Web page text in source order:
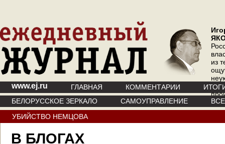
из
где
www.ej.ru ГЛАВНАЯ КОММЕНТАРИИ
БЕЛОРУССКОЕ ЗЕРКАЛО
САМОУПРАВЛЕНИЕ
УБИЙСТВО НЕМЦОВА
В БЛОГАХ